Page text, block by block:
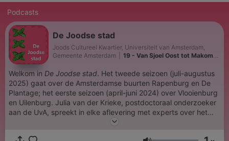
Podcasts
De Joodse stad
Joods Cultureel Kwartier, Universiteit van Amsterdam,
Gemeente Amsterdam
19 - Van Sjoel Oost tot Makom
Welkom in De Joodse stad. Het tweede seizoen (juli-augustus
2025) gaat over de Amsterdamse buurten Rapenburg en De
Plantage; het eerste seizoen (april-juni 2024) over Vlooienburg
en Uilenburg. Julia van der Krieke, postdoctoraal onderzoeker
aan de UvA, spreekt in elke aflevering met experts over het
heden en verleden van deze buurten. Meer info: